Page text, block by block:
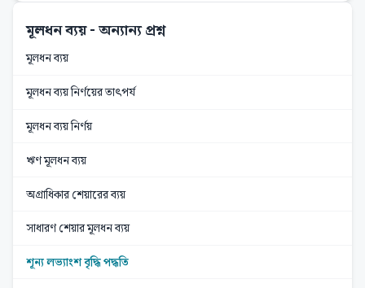
মূলধন ব্যয়- অন্যান্য প্রশ্ন
মূলধন ব্যয়
মূলধন ব্যয় নির্ণয়ের তাৎপর্য
মূলধন ব্যয় নির্ণয়
ঋণ মূলধন ব্যয়
অগ্রাধিকার শেয়ারের ব্যয়
সাধারণ শেয়ার মূলধন ব্যয়
শূন্য লভ্যাংশ বৃদ্ধি পদ্ধতি